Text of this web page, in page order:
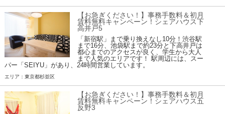
【お急ぎください！】事務手数料＆初月
賃料無料キャンペーン！シェアハウス下
高井戸5
「新宿駅」まで乗り換えなし10分！渋谷駅
まで16分、池袋駅まで約23分と下高井戸は
都心までのアクセスが良く、学生から大人
まで人気のエリアです！ 駅周辺には、スー
パー「SEIYU」があり、24時間営業しています。
エリア：東京都杉並区
【お急ぎください！】事務手数料＆初月
賃料無料キャンペーン！シェアハウス五
反野3